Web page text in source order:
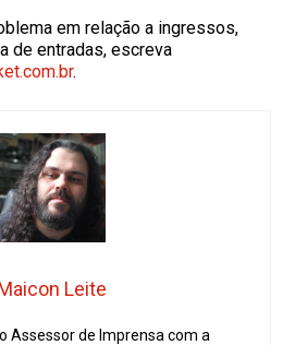
em relação a ingressos,
de entradas, escreva
.
Leite
Assessor de Imprensa com a